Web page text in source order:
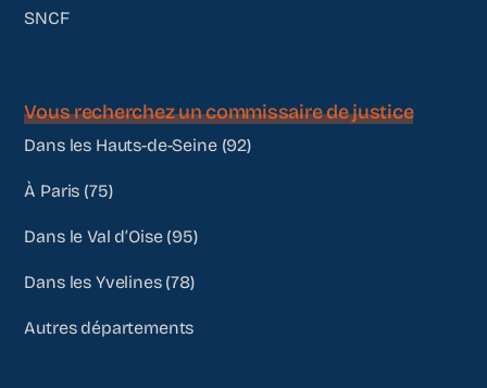
SNCF
Vous recherchez un commissaire de justice
Dans les Hauts-de-Seine (92)
À Paris (75)
Dans le Val d’Oise (95)
Dans les Yvelines (78)
Autres départements